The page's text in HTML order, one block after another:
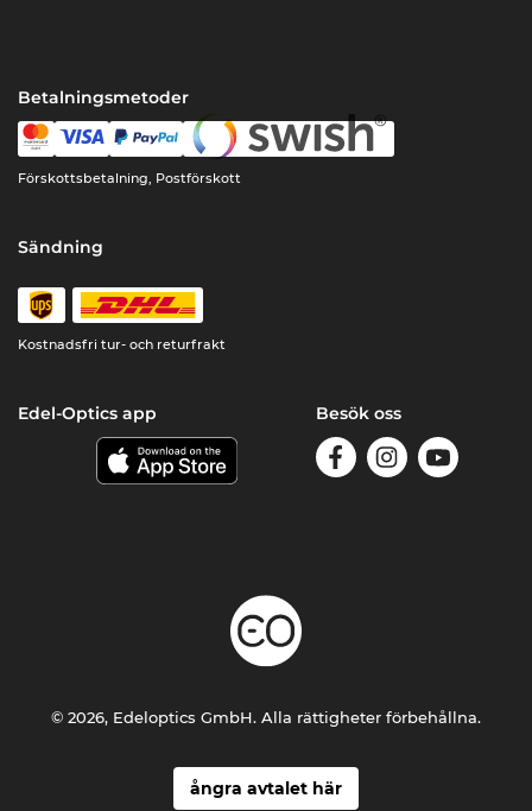
Betalningsmetoder
Förskottsbetalning, Postförskott
Sändning
Kostnadsfri tur- och returfrakt
Edel-Optics app Besök oss
ångra avtalet här
© 2026, Edeloptics GmbH. Alla rättigheter förbehållna.